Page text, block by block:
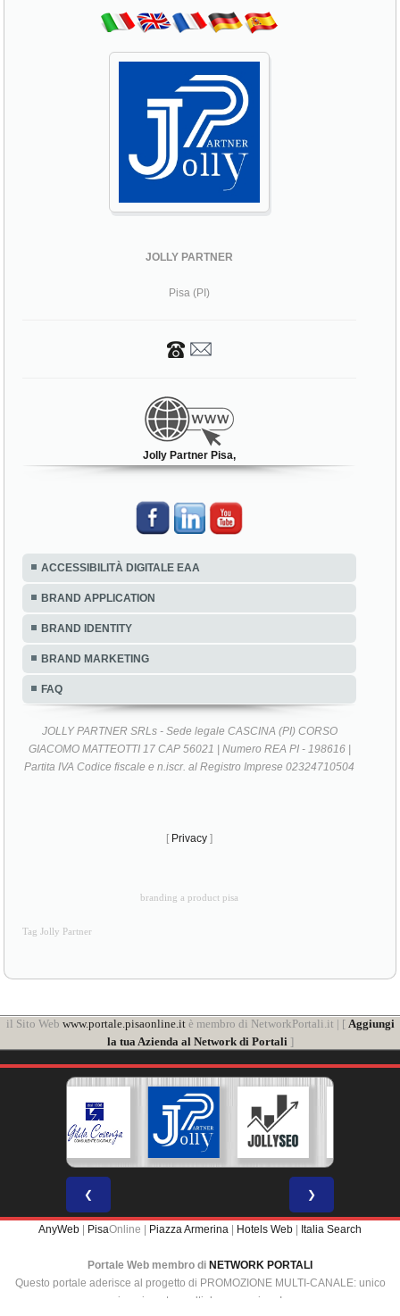
JOLLY PARTNER
Pisa (PI)
Jolly Partner Pisa,
ACCESSIBILITÀ DIGITALE EAA
BRAND APPLICATION
BRAND IDENTITY
BRAND MARKETING
FAQ
JOLLY PARTNER SRLs - Sede legale CASCINA (PI) CORSO
GIACOMO MATTEOTTI 17 CAP 56021 | Numero REA PI - 198616 |
Partita IVA Codice fiscale e n.iscr. al Registro Imprese 02324710504
[ Privacy ]
branding a product pisa
Tag Jolly Partner
il Sito Web www.portale.pisaonline.itè membro di NetworkPortali.it | [ Aggiungi
la tua Azienda al Network di Portali]
❮ ❯
AnyWeb PisaOnline | Piazza Armerina Hotels Web Italia Search
Portale Web membro di NETWORK PORTALI
Questo portale aderisce al progetto di PROMOZIONE MULTI-CANALE: unico
inserimento, multipla promozione!